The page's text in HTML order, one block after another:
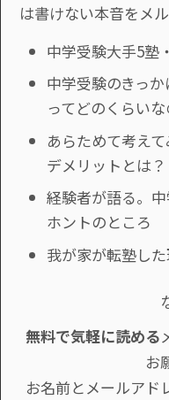
は書けない本音をメ
中学受験大手5塾
中学受験のきっ
ってどのくらいな
あらためて考え
デメリットとは？
経験者が語る。
ホントのところ
我が家が転塾し
無料で気軽に読める
お
お名前とメールアド